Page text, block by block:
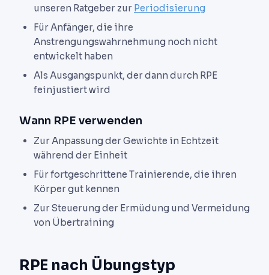
unseren Ratgeber zur Periodisierung
Für Anfänger, die ihre
Anstrengungswahrnehmung noch nicht
entwickelt haben
Als Ausgangspunkt, der dann durch RPE
feinjustiert wird
Wann RPE verwenden
Zur Anpassung der Gewichte in Echtzeit
während der Einheit
Für fortgeschrittene Trainierende, die ihren
Körper gut kennen
Zur Steuerung der Ermüdung und Vermeidung
von Übertraining
RPE nach Übungstyp